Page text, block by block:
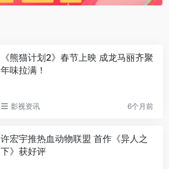
《熊猫计划2》春节上映 成龙马丽齐聚
年味拉满！
影视资讯 6个月前
许宏宇推热血动物联盟 首作《异人之
下》获好评